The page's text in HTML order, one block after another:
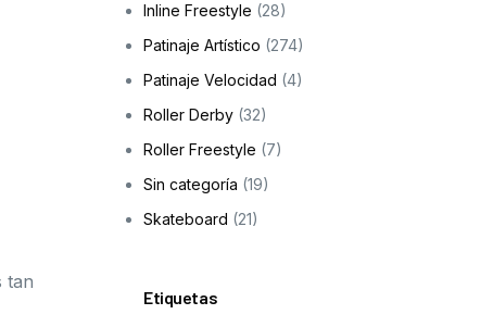
tan
Inline Freestyle (28)
Patinaje Artístico (274)
Patinaje Velocidad (4)
Roller Derby (32)
Roller Freestyle (7)
Sin categoría (19)
Skateboard (21)
Etiquetas